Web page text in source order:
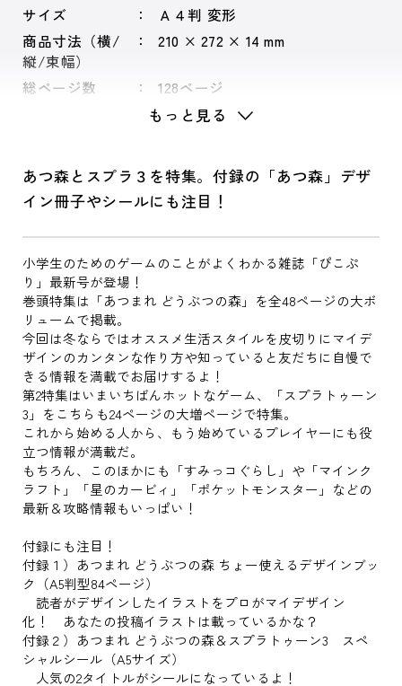
サイズ
Ａ４判 変形
商品寸法（横/
縦/束幅）
210 × 272 × 14 mm
総ページ数 128ページ
もっと見る
あつ森とスプラ３を特集。付録の「あつ森」デザ
イン冊子やシールにも注目！
小学生のためのゲームのことがよくわかる雑誌「ぴこぷ
り」最新号が登場！
巻頭特集は「あつまれ どうぶつの森」を全48ページの大ボ
リュームで掲載。
今回は冬ならではオススメ生活スタイルを皮切りにマイデ
ザインのカンタンな作り方や知っていると友だちに自慢で
きる情報を満載でお届けするよ！
第2特集はいまいちばんホットなゲーム、「スプラトゥーン
3」をこちらも24ページの大増ページで特集。
これから始める人から、もう始めているプレイヤーにも役
立つ情報が満載だ。
もちろん、このほかにも「すみっコぐらし」や「マインク
ラフト」「星のカービィ」「ポケットモンスター」などの
最新＆攻略情報もいっぱい！
付録にも注目！
付録１）あつまれ どうぶつの森 ちょー使えるデザインブッ
ク（A5判型84ページ）
読者がデザインしたイラストをプロがマイデザイン
化！ あなたの投稿イラストは載っているかな？
付録２）あつまれ どうぶつの森＆スプラトゥーン3 スペ
シャルシール（A5サイズ）
人気の2タイトルがシールになっているよ！